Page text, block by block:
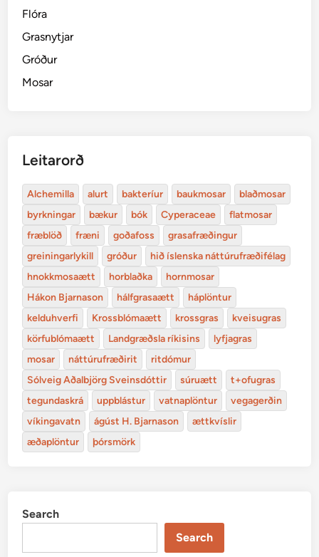
Flóra
Grasnytjar
Gróður
Mosar
Leitarorð
Alchemilla alurt bakteríur baukmosar
blaðmosar
byrkningar
bækur bók Cyperaceae
flatmosar
fræblöð
fræni goðafoss
grasafræðingur
greiningarlykill
gróður
hið íslenska náttúrufræðifélag
hnokkmosaætt
horblaðka
hornmosar
Hákon Bjarnason
hálfgrasaætt
háplöntur
kelduhverfi
Krossblómaætt krossgras
kveisugras
körfublómaætt
Landgræðsla ríkisins
lyfjagras
mosar
náttúrufræðirit
ritdómur
Sólveig Aðalbjörg Sveinsdóttir
súruætt
t+ofugras
tegundaskrá
uppblástur vatnaplöntur
vegagerðin
víkingavatn
ágúst H. Bjarnason
ættkvíslir
æðaplöntur
þórsmörk
Search
Search